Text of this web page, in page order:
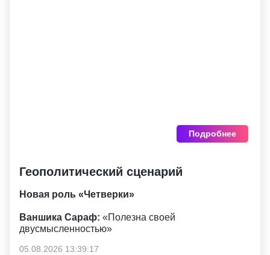
Подробнее
Геополитический сценарий
Новая роль «Четверки»
Ваншика Сараф: «Полезна своей
двусмысленностью»
05.08.2026 13:39:17